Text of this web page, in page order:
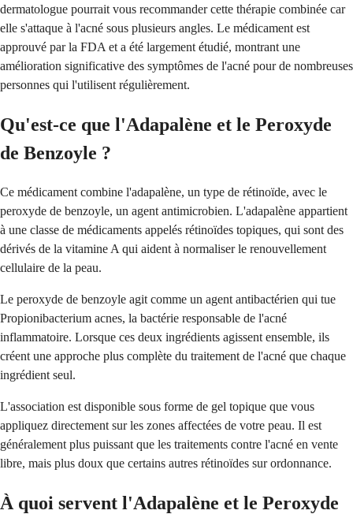
dermatologue pourrait vous recommander cette thérapie combinée car
elle s'attaque à l'acné sous plusieurs angles. Le médicament est
approuvé par la FDA et a été largement étudié, montrant une
amélioration significative des symptômes de l'acné pour de nombreuses
personnes qui l'utilisent régulièrement.
Qu'est-ce que l'Adapalène et le Peroxyde
de Benzoyle ?
Ce médicament combine l'adapalène, un type de rétinoïde, avec le
peroxyde de benzoyle, un agent antimicrobien. L'adapalène appartient
à une classe de médicaments appelés rétinoïdes topiques, qui sont des
dérivés de la vitamine A qui aident à normaliser le renouvellement
cellulaire de la peau.
Le peroxyde de benzoyle agit comme un agent antibactérien qui tue
Propionibacterium acnes, la bactérie responsable de l'acné
inflammatoire. Lorsque ces deux ingrédients agissent ensemble, ils
créent une approche plus complète du traitement de l'acné que chaque
ingrédient seul.
L'association est disponible sous forme de gel topique que vous
appliquez directement sur les zones affectées de votre peau. Il est
généralement plus puissant que les traitements contre l'acné en vente
libre, mais plus doux que certains autres rétinoïdes sur ordonnance.
À quoi servent l'Adapalène et le Peroxyde